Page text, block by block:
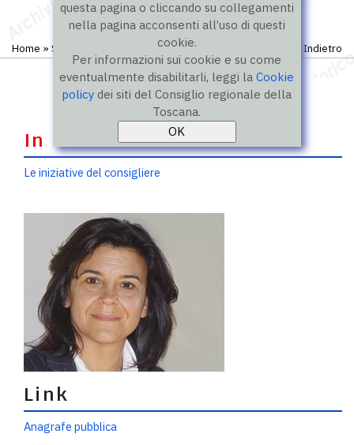
questa pagina o cliccando su collegamenti
nella pagina acconsenti all’uso di questi
cookie.
Per informazioni sui cookie e su come
eventualmente disabilitarli, leggi laCookie
policy dei siti del Consiglio regionale della
Toscana.
Home » Storico IX legislatura»Consiglieri Indietro
In evidenza
Le iniziative del consigliere
Link
Anagrafe pubblica